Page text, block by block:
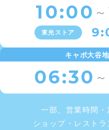
10:00 ～
東光ストア
キャポ大谷
06:30 ～
一部、営業時間
ショップ・レストラ